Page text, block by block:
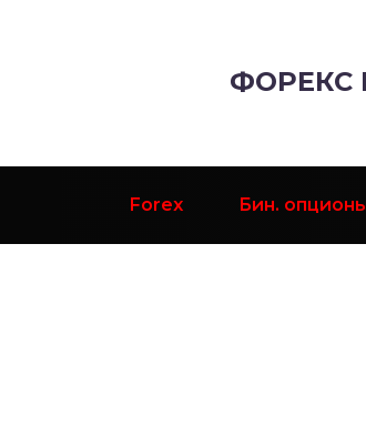
ФОРЕКС
Forex Бин.